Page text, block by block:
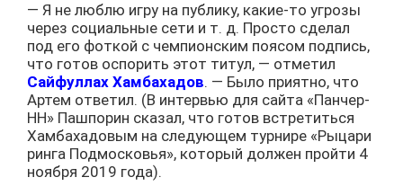
— Я не люблю игру на публику, какие-то угрозы
через социальные сети и т. д. Просто сделал
под его фоткой с чемпионским поясом подпись,
что готов оспорить этот титул, — отметил
Сайфуллах Хамбахадов. — Было приятно, что
Артем ответил. (В интервью для сайта «Панчер-
НН» Пашпорин сказал, что готов встретиться
Хамбахадовым на следующем турнире «Рыцари
ринга Подмосковья», который должен пройти 4
ноября 2019 года).